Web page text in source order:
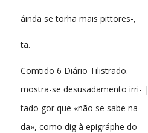
áinda se torha mais pittores-,
ta.
Comtido 6 Diário Tilistrado.
mostra-se desusadamento irri- |
tado gor que «não se sabe na-
da», como dig à epigráphe do